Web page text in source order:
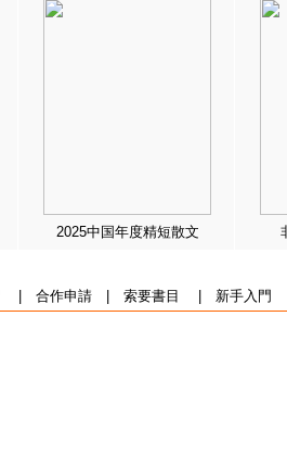
2025中国年度精短散文
合作申請| 索要書目 新手入門